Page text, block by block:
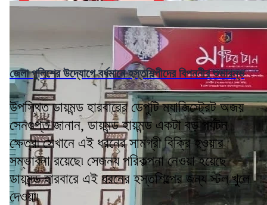
জেলা পুলিশের উদ্যোগে বর্ধমানে হস্তশিল্পীদের বিপননীর শুভারম্ভ
উপস্থিত ডায়মন্ড হারবারের ডেপুটি ম্যাজিস্ট্রেট অজয়
সেনগুপ্ত জানান, ডায়মন্ড হায়মন্ড একটা বড় পর্যটন
ক্ষেত্র৷ সেখানে এই ধরনের সামগ্রী বিক্রি হওয়ার
সম্ভাবনা রয়েছে৷ সেজন্য পরিকল্পনা নেওয়া হয়েছে
ডায়মন্ড হারবারে এই ধরনের হস্তশিল্পের জন্য স্টল খুলে
দেওয়া৷